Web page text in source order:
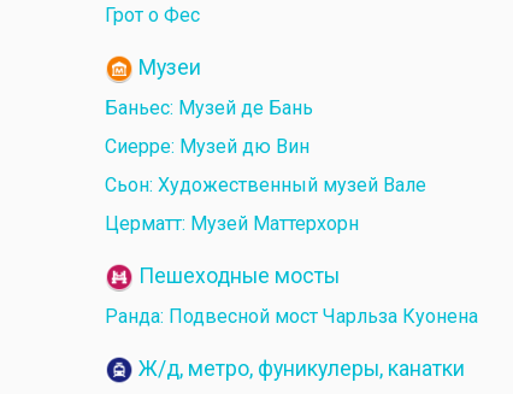
Грот о Фес
Музеи
Баньес: Музей де Бань
Сиерре: Музей дю Вин
Сьон: Художественный музей Вале
Церматт: Музей Маттерхорн
Пешеходные мосты
Ранда: Подвесной мост Чарльза Куонена
Ж/д, метро, фуникулеры, канатки